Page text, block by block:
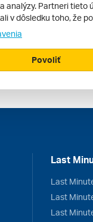
Last
Last
Last
Last
analýzy. Partneri
v dôsledku toho, že
Povoliť